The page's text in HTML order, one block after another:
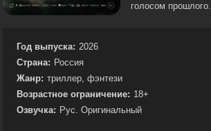
голосом прошлого.
Год выпуска: 2026
Страна: Россия
Жанр: триллер, фэнтези
Возрастное ограничение: 18+
Озвучка: Рус. Оригинальный